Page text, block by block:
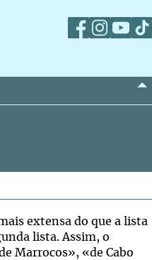
extensa do que a lista
lista. Assim, o
Marrocos», «de Cabo